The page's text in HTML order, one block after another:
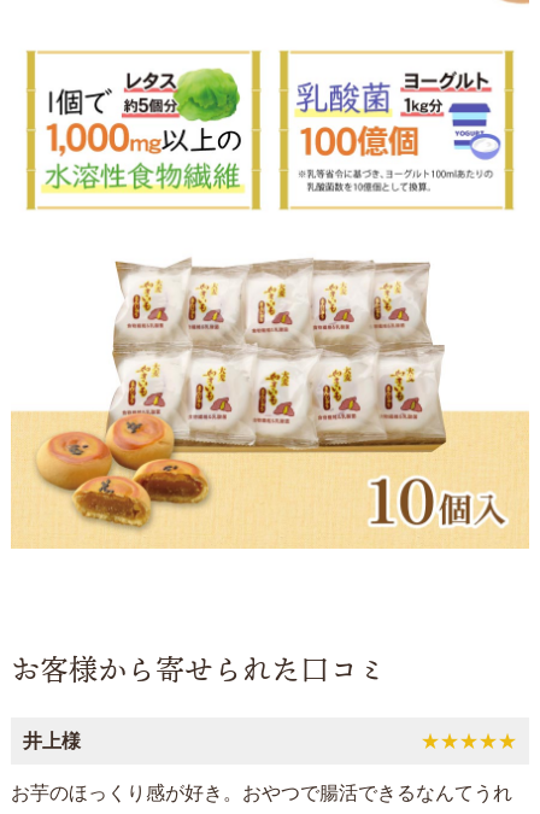
お客様から寄せられた口コミ
井上様 ★★★★★
お芋のほっくり感が好き。おやつで腸活できるなんてうれ